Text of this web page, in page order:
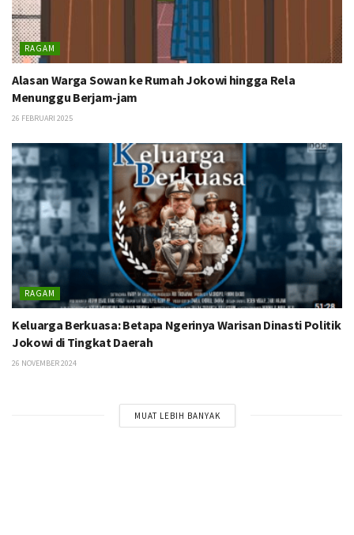
RAGAM
Alasan Warga Sowan ke Rumah Jokowi hingga Rela
Menunggu Berjam-jam
26 FEBRUARI 2025
RAGAM
Keluarga Berkuasa: Betapa Ngerinya Warisan Dinasti Politik
Jokowi di Tingkat Daerah
26 NOVEMBER 2024
MUAT LEBIH BANYAK